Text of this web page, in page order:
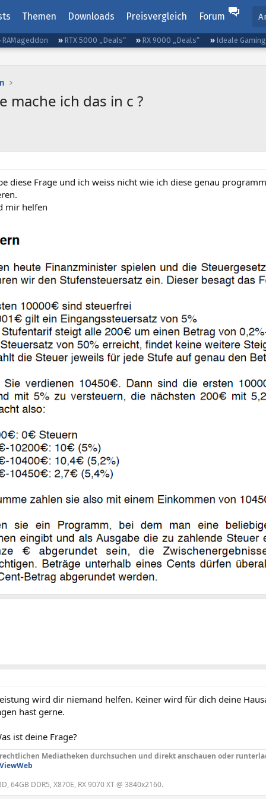
Themen Downloads Preisvergleich Forum
RAMageddon RTX 5000 „Deals“ RX 9000 „Deals“ Ideale
mache ich das in c ?
diese Frage und ich weiss nicht wie ich diese genau
mir helfen
wird dir niemand helfen. Keiner wird für dich deine
hast gerne.
ist deine Frage?
Mediatheken durchsuchen und direkt anschauen oder
64GB DDR5, X870E, RX 9070 XT @ 3840x2160.